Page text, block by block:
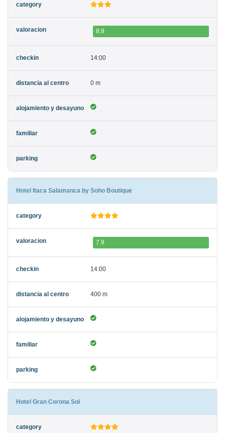
8.9
14:00
0 m
Hotel Itaca Salamanca by Soho Boutique
7.9
14:00
400 m
Hotel Gran Corona Sol